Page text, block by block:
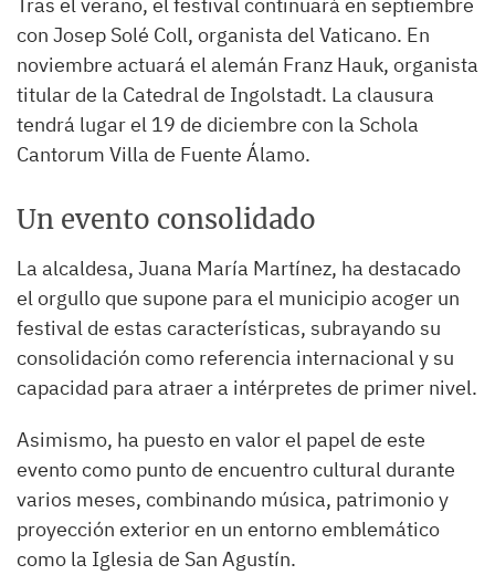
con Josep Solé Coll, organista del Vaticano. En
noviembre actuará el alemán Franz Hauk, organista
titular de la Catedral de Ingolstadt. La clausura
tendrá lugar el 19 de diciembre con la Schola
Cantorum Villa de Fuente Álamo.
Un evento consolidado
La alcaldesa, Juana María Martínez, ha destacado
el orgullo que supone para el municipio acoger un
festival de estas características, subrayando su
consolidación como referencia internacional y su
capacidad para atraer a intérpretes de primer nivel.
Asimismo, ha puesto en valor el papel de este
evento como punto de encuentro cultural durante
varios meses, combinando música, patrimonio y
proyección exterior en un entorno emblemático
como la Iglesia de San Agustín.